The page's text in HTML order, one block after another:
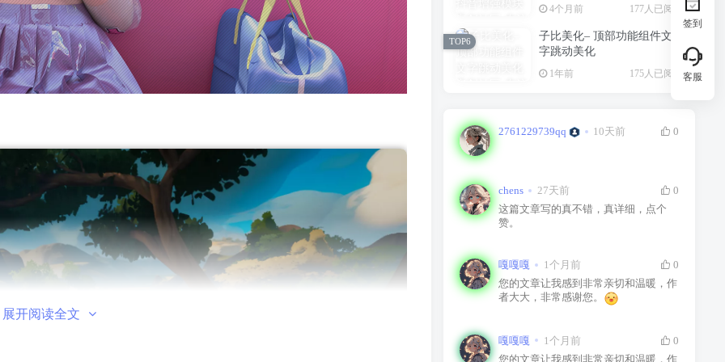
展开阅读全文
4个月前 177人已阅读
子比美化– 顶部功能组件文
字跳动美化
1年前 175人已阅读
TOP6
2761229739qq 10天前 0
chens 27天前
0
这篇文章写的真不错，真详细，点个
赞。
嘎嘎嘎 1个月前
0
您的文章让我感到非常亲切和温暖，作
者大大，非常感谢您。
嘎嘎嘎 1个月前
0
您的文章让我感到非常亲切和温暖，作
签到
客服